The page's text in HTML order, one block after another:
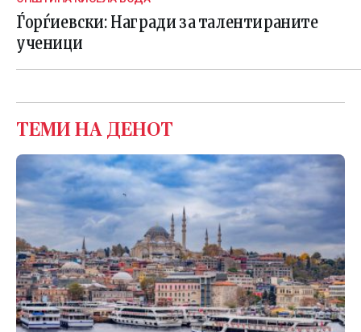
Ѓорѓиевски: Награди за талентираните
ученици
ТЕМИ НА ДЕНОТ